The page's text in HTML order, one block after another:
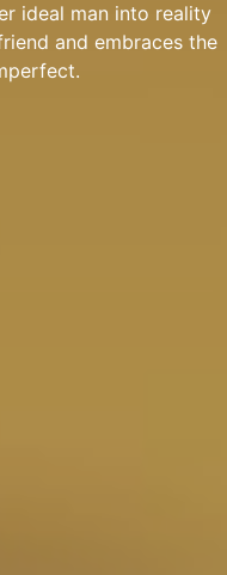
ideal man into reality
and embraces the